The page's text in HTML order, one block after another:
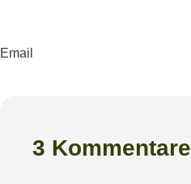
Email
3 Kommentare